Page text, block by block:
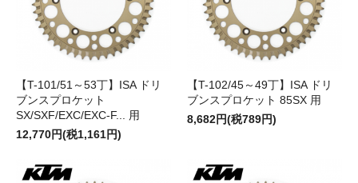
【T-101/51～53丁】ISA ドリ
ブンスプロケット
SX/SXF/EXC/EXC-F... 用
12,770円(税1,161円)
【T-102/45～49丁】ISA ドリ
ブンスプロケット 85SX 用
8,682円(税789円)